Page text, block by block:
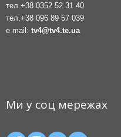
тел. +38 0352 52 31 40
тел. +38 096 89 57 039
e-mail: tv4@tv4.te.ua
Ми у соц мережах